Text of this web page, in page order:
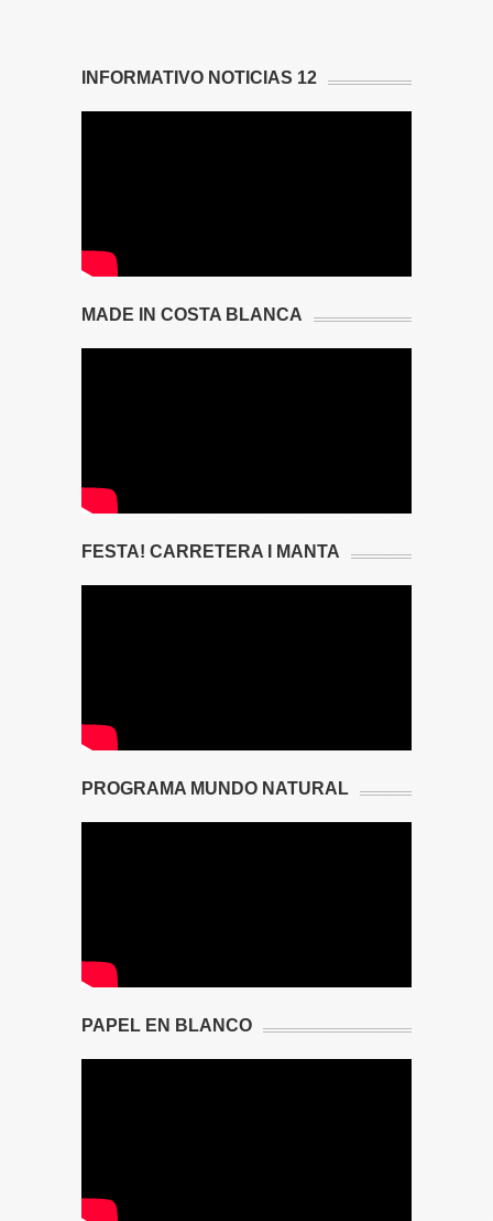
INFORMATIVO NOTICIAS 12
MADE IN COSTA BLANCA
FESTA! CARRETERA I MANTA
PROGRAMA MUNDO NATURAL
PAPEL EN BLANCO